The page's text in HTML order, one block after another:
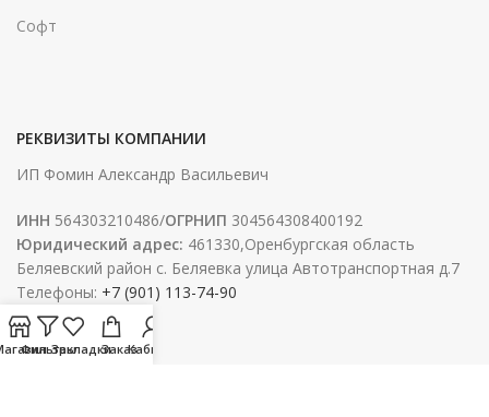
Софт
РЕКВИЗИТЫ КОМПАНИИ
ИП Фомин Александр Васильевич
ИНН 564303210486/ОГРНИП 304564308400192
Юридический адрес: 461330,Оренбургская область
Беляевский район с. Беляевка улица Автотранспортная д.7
Телефоны: +7 (901) 113-74-90
ФильтрыЗакладкиЗаказКабинет